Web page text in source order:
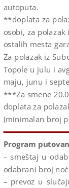
autoputa.
**doplata za
osobi, za polazak
ostalih mesta
Za polazak iz
Topole u julu i
maju, junu i
***Za smene
doplata za
(minimalan broj
Program
– smeštaj u
odabrani broj
– prevoz u